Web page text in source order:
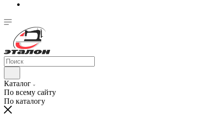
Каталог
По всему сайту
По каталогу